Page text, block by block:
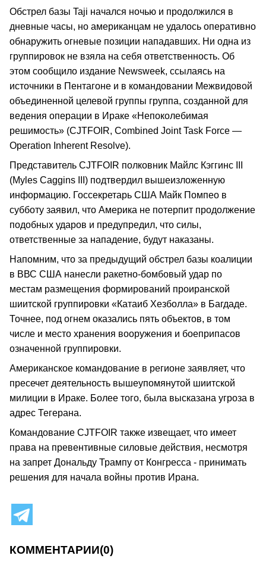
Обстрел базы Taji начался ночью и продолжился в
дневные часы, но американцам не удалось оперативно
обнаружить огневые позиции нападавших. Ни одна из
группировок не взяла на себя ответственность. Об
этом сообщило издание Newsweek, ссылаясь на
источники в Пентагоне и в командовании Межвидовой
объединенной целевой группы группа, созданной для
ведения операции в Ираке «Непоколебимая
решимость» (CJTFOIR, Combined Joint Task Force —
Operation Inherent Resolve).
Представитель CJTFOIR полковник Майлс Кэггинс III
(Myles Caggins III) подтвердил вышеизложенную
информацию. Госсекретарь США Майк Помпео в
субботу заявил, что Америка не потерпит продолжение
подобных ударов и предупредил, что силы,
ответственные за нападение, будут наказаны.
Напомним, что за предыдущий обстрел базы коалиции
в ВВС США нанесли ракетно-бомбовый удар по
местам размещения формирований проиранской
шиитской группировки «Катаиб Хезболла» в Багдаде.
Точнее, под огнем оказались пять объектов, в том
числе и место хранения вооружения и боеприпасов
означенной группировки.
Американское командование в регионе заявляет, что
пресечет деятельность вышеупомянутой шиитской
милиции в Ираке. Более того, была высказана угроза в
адрес Тегерана.
Командование CJTFOIR также извещает, что имеет
права на превентивные силовые действия, несмотря
на запрет Дональду Трампу от Конгресса - принимать
решения для начала войны против Ирана.
КОММЕНТАРИИ(0)